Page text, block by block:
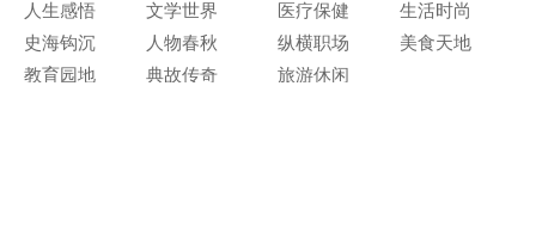
人生感悟
文学世界
史海钩沉
人物春秋
教育园地
典故传奇
医疗保健
生活时尚
纵横职场
美食天地
旅游休闲